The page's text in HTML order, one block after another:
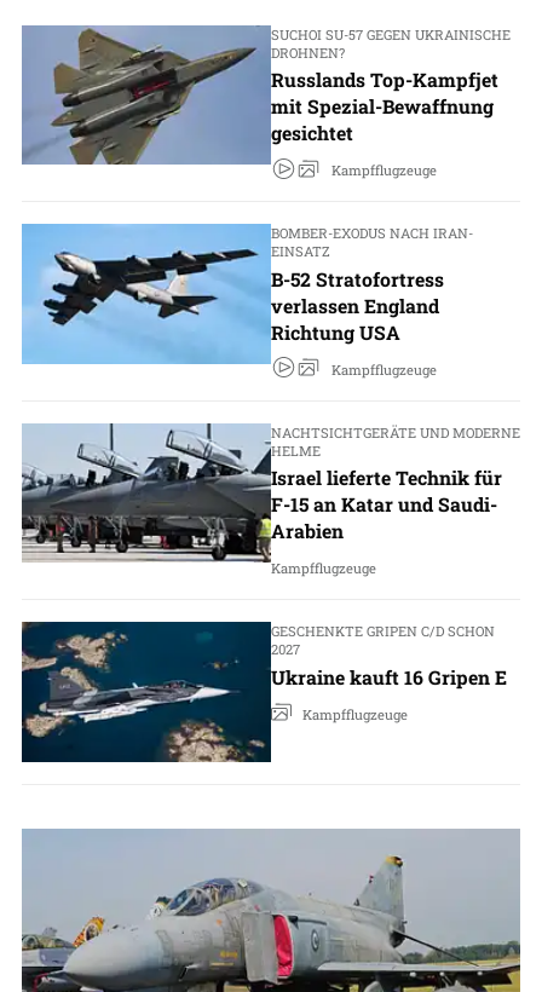
SUCHOI SU-57 GEGEN UKRAINISCHE
DROHNEN?
Russlands Top-Kampfjet
mit Spezial-Bewaffnung
gesichtet
Kampfflugzeuge
BOMBER-EXODUS NACH IRAN-
EINSATZ
B-52 Stratofortress
verlassen England
Richtung USA
Kampfflugzeuge
NACHTSICHTGERÄTE UND MODERNE
HELME
Israel lieferte Technik für
F-15 an Katar und Saudi-
Arabien
Kampfflugzeuge
GESCHENKTE GRIPEN C/D SCHON
2027
Ukraine kauft 16 Gripen E
Kampfflugzeuge